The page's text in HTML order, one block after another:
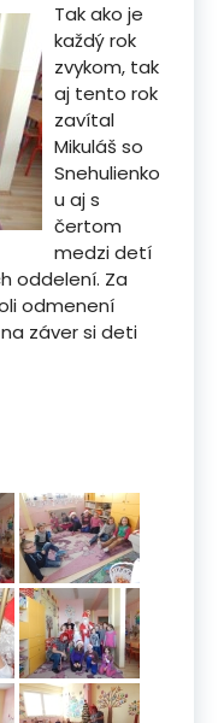
Tak ako je
každý rok
zvykom, tak
aj tento rok
zavítal
Mikuláš so
Snehulienko
u aj s
čertom
medzi detí
oddelení. Za
odmenení
záver si deti